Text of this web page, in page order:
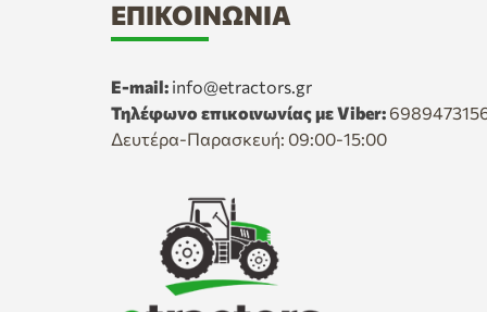
ΕΠΙΚΟΙΝΩΝΊΑ
E-mail: info@etractors.gr
Τηλέφωνο επικοινωνίας με Viber:
Δευτέρα-Παρασκευή: 09:00-15:00